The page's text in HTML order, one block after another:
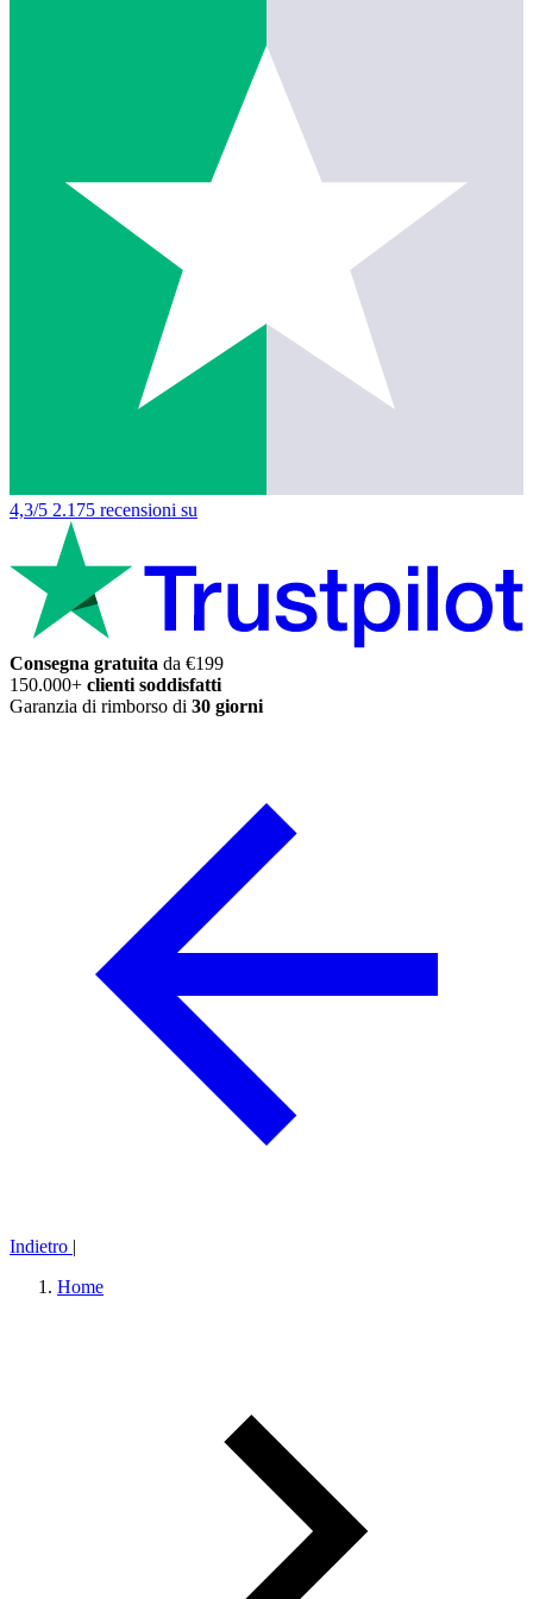
4,3/5 2.175 recensioni su
Consegna gratuita da €199
150.000+ clienti soddisfatti
Garanzia di rimborso di 30 giorni
Indietro |
Home